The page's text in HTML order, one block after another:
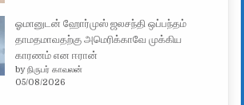
ஓமானுடன் ஹோர்முஸ் ஜலசந்தி ஒப்பந்தம்
தாமதமாவதற்கு அமெரிக்காவே முக்கிய
காரணம் என ஈரான்
by நிருபர் காவலன்
05/08/2026